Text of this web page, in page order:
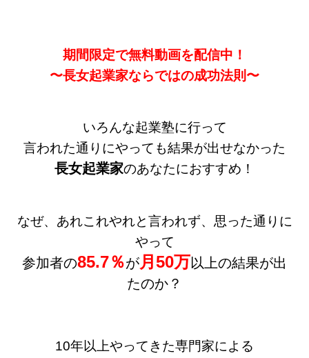
期間限定で無料動画を配信中！
〜長女起業家ならではの成功法則〜
いろんな起業塾に行って
言われた通りにやっても結果が出せなかった
長女起業家のあなたにおすすめ！
なぜ、あれこれやれと言われず、思った通りに
やって
参加者の85.7％が月50万以上の結果が出
たのか？
10年以上やってきた専門家による